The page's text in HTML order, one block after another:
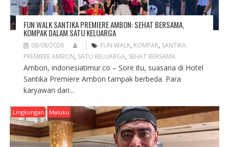
FUN WALK SANTIKA PREMIERE AMBON: SEHAT BERSAMA,
KOMPAK DALAM SATU KELUARGA
08/08/2026 FUN WALK, KOMPAK, SANTIKA
PREMIERE AMBON, SATU KELUARGA, SEHAT BERSAMA
Ambon, indonesiatimur.co – Sore itu, suasana di Hotel
Santika Premiere Ambon tampak berbeda. Para
karyawan dari...
Lingkungan Maluku